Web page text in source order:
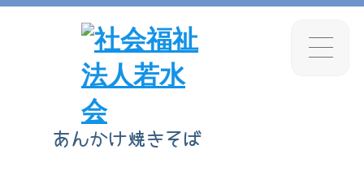
あんかけ焼きそば